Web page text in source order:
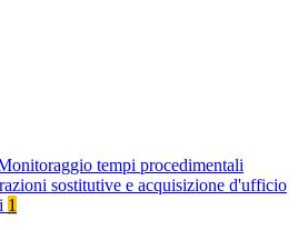
tempi procedimentali
sostitutive e acquisizione d'ufficio
1